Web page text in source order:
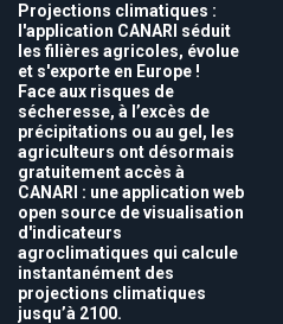
Projections climatiques :
l'application CANARI séduit
les filières agricoles, évolue
et s'exporte en Europe !
Face aux risques de
sécheresse, à l’excès de
précipitations ou au gel, les
agriculteurs ont désormais
gratuitement accès à
CANARI : une application web
open source de visualisation
d'indicateurs
agroclimatiques qui calcule
instantanément des
projections climatiques
jusqu’à 2100.